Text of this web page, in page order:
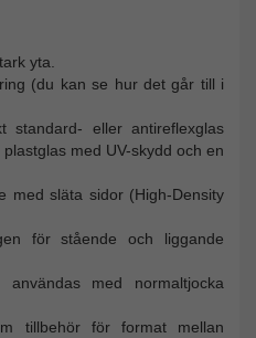
yta.
(du kan se hur det går till i
standard- eller antireflexglas
med UV-skydd och en
med släta sidor (High-Density
för stående och liggande
med normaltjocka
tillbehör för format mellan